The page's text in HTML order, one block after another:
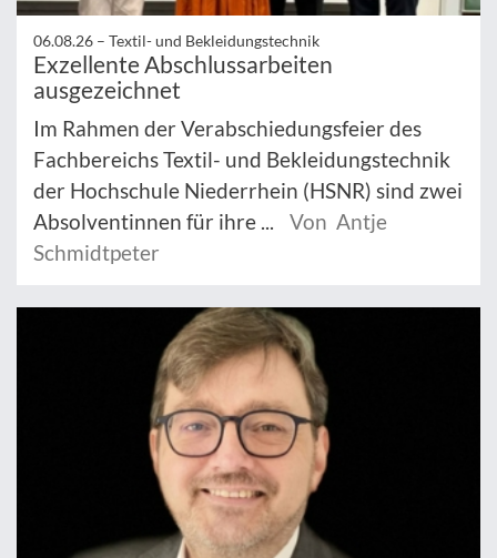
06.08.26 – Textil- und Bekleidungstechnik
Exzellente Abschlussarbeiten
ausgezeichnet
Im Rahmen der Verabschiedungsfeier des
Fachbereichs Textil- und Bekleidungstechnik
der Hochschule Niederrhein (HSNR) sind zwei
Absolventinnen für ihre ...
Von Antje
Schmidtpeter